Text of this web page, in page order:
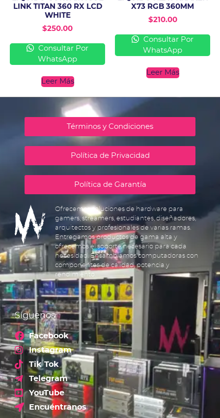
LINK TITAN 360 RX LCD
WHITE
$250.00
Consultar Por
WhatsApp
Leer Más
X73 RGB 360MM
$210.00
Consultar Por
WhatsApp
Leer Más
Términos y Condiciones
Política de Privacidad
Política de Garantía
Ofrecemos soluciones de hardware para
gamers, streamers, estudiantes, diseñadores,
arquitectos y profesionales de varias ramas.
Entregamos productos de gama alta y
ofrecemos el soporte necesario para cada
necesidad. Ensamblamos computadoras con
componentes de calidad, potencia y
rendimiento.
Síguenos
Facebook
Instagram
Tik Tok
Telegram
YouTube
Encuéntranos